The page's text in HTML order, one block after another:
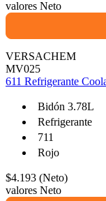
valores Neto
VERSACHEM
MV025
611 Refrigerante
Bidón 3.78L
Refrigerante
711
Rojo
$4.193 (Neto)
valores Neto